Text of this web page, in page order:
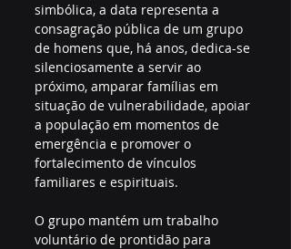
simbólica, a data representa a
consagração pública de um grupo
de homens que, há anos, dedica-se
silenciosamente a servir ao
próximo, amparar famílias em
situação de vulnerabilidade, apoiar
a população em momentos de
emergência e promover o
fortalecimento de vínculos
familiares e espirituais.
O grupo mantém um trabalho
voluntário de prontidão para